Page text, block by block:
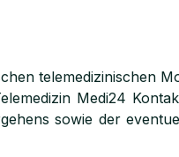
telemedizinischen
Medi24
sowie der